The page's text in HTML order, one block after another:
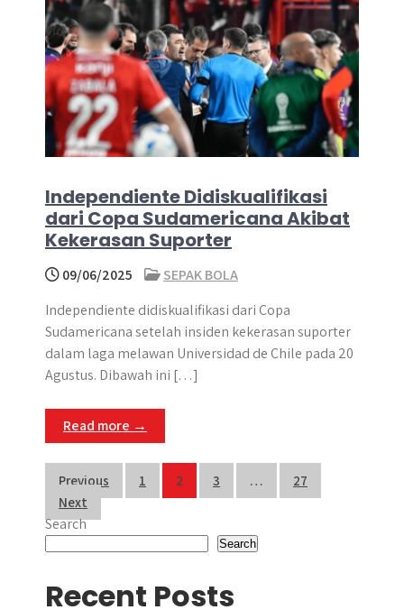
Independiente Didiskualifikasi
dari Copa Sudamericana Akibat
Kekerasan Suporter
09/06/2025
SEPAK BOLA
Independiente didiskualifikasi dari Copa
Sudamericana setelah insiden kekerasan suporter
dalam laga melawan Universidad de Chile pada 20
Agustus. Dibawah ini […]
Read more →
Posts
pagination
Previous 1 2 3 …
27
Next
Search
Search
Recent Posts